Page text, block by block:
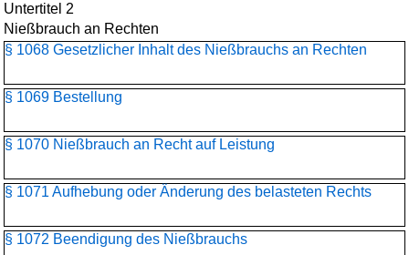
Untertitel 2
Nießbrauch an Rechten
§ 1068 Gesetzlicher Inhalt des Nießbrauchs an Rechten
§ 1069 Bestellung
§ 1070 Nießbrauch an Recht auf Leistung
§ 1071 Aufhebung oder Änderung des belasteten Rechts
§ 1072 Beendigung des Nießbrauchs